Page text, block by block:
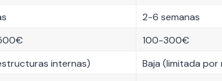
2-6 semanas
100-300€
internas)
Baja (limitada por